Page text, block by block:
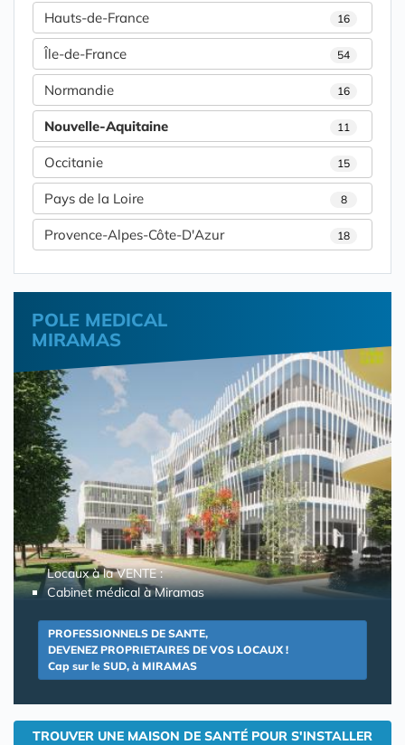
Hauts-de-France 16
Île-de-France 54
Normandie 16
Nouvelle-Aquitaine 11
Occitanie 15
Pays de la Loire 8
Provence-Alpes-Côte-D'Azur 18
POLE MEDICAL
MIRAMAS
Locaux à la VENTE :
Cabinet médical à Miramas
PROFESSIONNELS DE SANTE,
DEVENEZ PROPRIETAIRES DE VOS LOCAUX !
Cap sur le SUD, à MIRAMAS
TROUVER UNE MAISON DE SANTÉ POUR S'INSTALLER